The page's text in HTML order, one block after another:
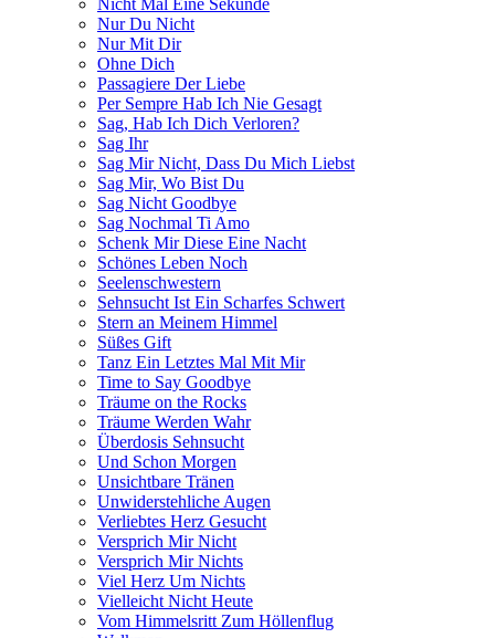
Nur Du Nicht
Nur Mit Dir
Ohne Dich
Passagiere Der Liebe
Per Sempre Hab Ich Nie Gesagt
Sag, Hab Ich Dich Verloren?
Sag Ihr
Sag Mir Nicht, Dass Du Mich Liebst
Sag Mir, Wo Bist Du
Sag Nicht Goodbye
Sag Nochmal Ti Amo
Schenk Mir Diese Eine Nacht
Schönes Leben Noch
Seelenschwestern
Sehnsucht Ist Ein Scharfes Schwert
Stern an Meinem Himmel
Süßes Gift
Tanz Ein Letztes Mal Mit Mir
Time to Say Goodbye
Träume on the Rocks
Träume Werden Wahr
Überdosis Sehnsucht
Und Schon Morgen
Unsichtbare Tränen
Unwiderstehliche Augen
Verliebtes Herz Gesucht
Versprich Mir Nicht
Versprich Mir Nichts
Viel Herz Um Nichts
Vielleicht Nicht Heute
Vom Himmelsritt Zum Höllenflug